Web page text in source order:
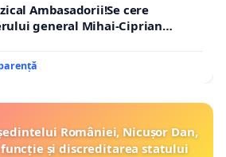
Ambasadorii!Se cere
general Mihai-Ciprian
României, Nicușor Dan,
și discreditarea statului